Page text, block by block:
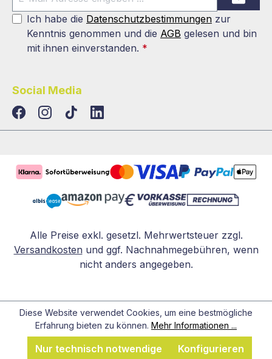
Ich habe die Datenschutzbestimmungen zur
Kenntnis genommen und die AGB gelesen und bin
mit ihnen einverstanden. *
Social Media
TikTokLinkedIn
Alle Preise exkl. gesetzl. Mehrwertsteuer zzgl.
Versandkosten und ggf. Nachnahmegebühren, wenn
nicht anders angegeben.
Diese Website verwendet Cookies, um eine bestmögliche
Erfahrung bieten zu können. Mehr Informationen ...
Nur technisch notwendige Konfigurieren